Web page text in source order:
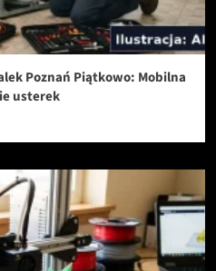
Poznań Piątkowo: Mobilna
usterek